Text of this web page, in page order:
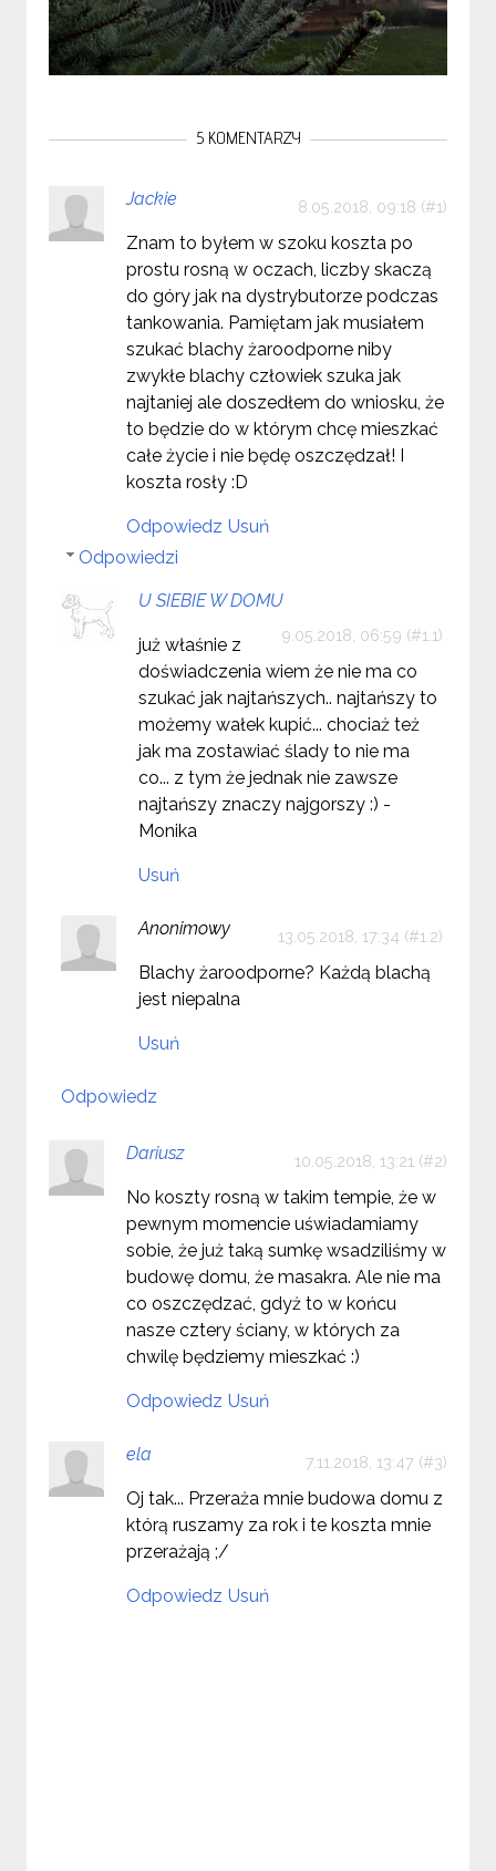
5 KOMENTARZY
Jackie 8.05.2018, 09:18
Znam to byłem w szoku koszta po
prostu rosną w oczach, liczby skaczą
do góry jak na dystrybutorze podczas
tankowania. Pamiętam jak musiałem
szukać blachy żaroodporne niby
zwykłe blachy człowiek szuka jak
najtaniej ale doszedłem do wniosku, że
to będzie do w którym chcę mieszkać
całe życie i nie będę oszczędzał! I
koszta rosły :D
Odpowiedz Usuń
Odpowiedzi
U SIEBIE W DOMU
9.05.2018, 06:59
już właśnie z
doświadczenia wiem że nie ma co
szukać jak najtańszych.. najtańszy to
możemy wałek kupić... chociaż też
jak ma zostawiać ślady to nie ma
co... z tym że jednak nie zawsze
najtańszy znaczy najgorszy :) -
Monika
Usuń
Anonimowy 13.05.2018, 17:34
Blachy żaroodporne? Każdą blachą
jest niepalna
Usuń
Odpowiedz
Dariusz 10.05.2018, 13:21
No koszty rosną w takim tempie, że w
pewnym momencie uświadamiamy
sobie, że już taką sumkę wsadziliśmy w
budowę domu, że masakra. Ale nie ma
co oszczędzać, gdyż to w końcu
nasze cztery ściany, w których za
chwilę będziemy mieszkać :)
Odpowiedz Usuń
ela 7.11.2018, 13:47
Oj tak... Przeraża mnie budowa domu z
którą ruszamy za rok i te koszta mnie
przerażają ;/
Odpowiedz Usuń